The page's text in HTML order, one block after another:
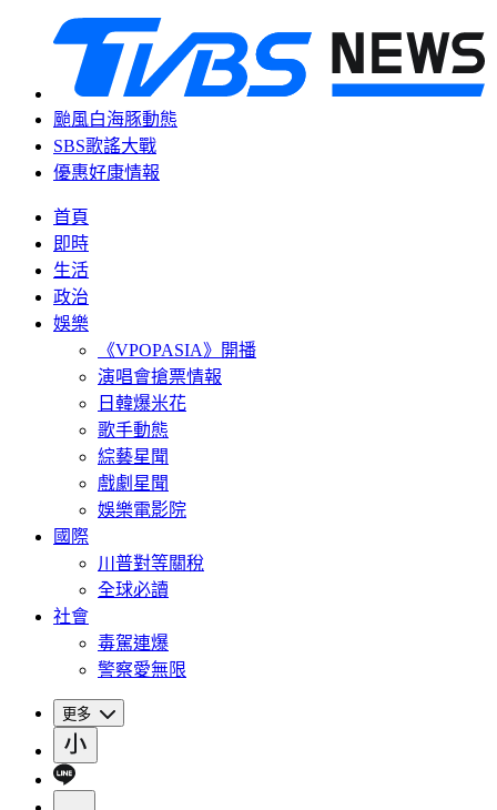
颱風白海豚動態
SBS歌謠大戰
優惠好康情報
首頁
即時
生活
政治
娛樂
《VPOPASIA》開播
演唱會搶票情報
日韓爆米花
歌手動態
綜藝星聞
戲劇星聞
娛樂電影院
國際
川普對等關稅
全球必讀
社會
毒駕連爆
警察愛無限
更多